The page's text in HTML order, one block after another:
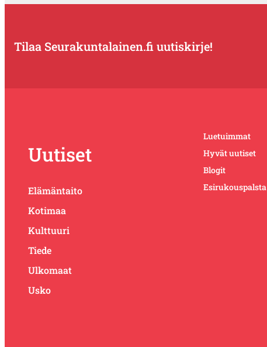
Tilaa Seurakuntalainen.fi uutiskirje!
Uutiset
Elämäntaito
Kotimaa
Kulttuuri
Tiede
Ulkomaat
Usko
Luetuimmat
Hyvät uutiset
Blogit
Esirukouspalsta